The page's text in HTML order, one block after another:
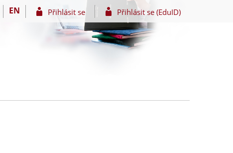
EN Přihlásit se Přihlásit se (EduID)